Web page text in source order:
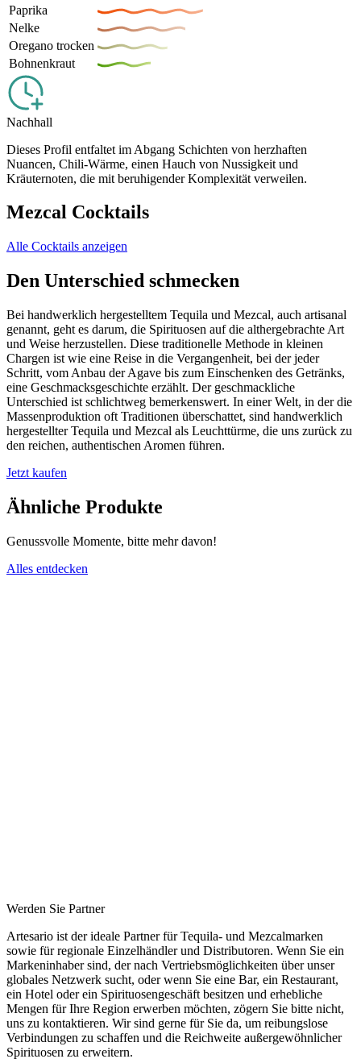
Paprika
Nelke
Oregano trocken
Bohnenkraut
Nachhall
Dieses Profil entfaltet im Abgang Schichten von herzhaften
Nuancen, Chili-Wärme, einen Hauch von Nussigkeit und
Kräuternoten, die mit beruhigender Komplexität verweilen.
Mezcal Cocktails
Alle Cocktails anzeigen
Den Unterschied schmecken
Bei handwerklich hergestelltem Tequila und Mezcal, auch artisanal
genannt, geht es darum, die Spirituosen auf die althergebrachte Art
und Weise herzustellen. Diese traditionelle Methode in kleinen
Chargen ist wie eine Reise in die Vergangenheit, bei der jeder
Schritt, vom Anbau der Agave bis zum Einschenken des Getränks,
eine Geschmacksgeschichte erzählt. Der geschmackliche
Unterschied ist schlichtweg bemerkenswert. In einer Welt, in der die
Massenproduktion oft Traditionen überschattet, sind handwerklich
hergestellter Tequila und Mezcal als Leuchttürme, die uns zurück zu
den reichen, authentischen Aromen führen.
Jetzt kaufen
Ähnliche Produkte
Genussvolle Momente, bitte mehr davon!
Alles entdecken
Werden Sie Partner
Artesario ist der ideale Partner für Tequila- und Mezcalmarken
sowie für regionale Einzelhändler und Distributoren. Wenn Sie ein
Markeninhaber sind, der nach Vertriebsmöglichkeiten über unser
globales Netzwerk sucht, oder wenn Sie eine Bar, ein Restaurant,
ein Hotel oder ein Spirituosengeschäft besitzen und erhebliche
Mengen für Ihre Region erwerben möchten, zögern Sie bitte nicht,
uns zu kontaktieren. Wir sind gerne für Sie da, um reibungslose
Verbindungen zu schaffen und die Reichweite außergewöhnlicher
Spirituosen zu erweitern.